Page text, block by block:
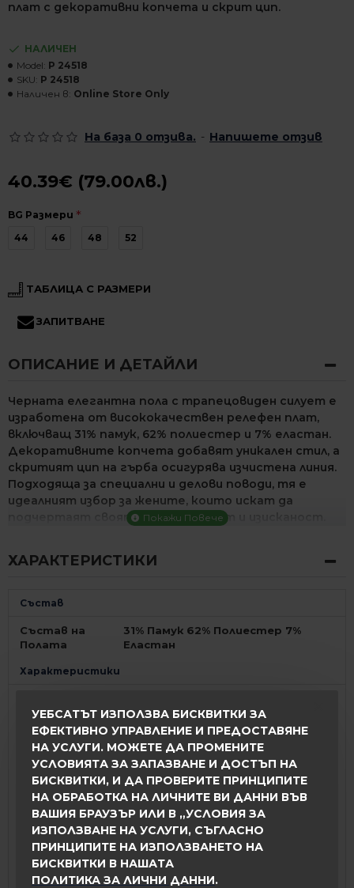
УЕБСАТЪТ ИЗПОЛЗВА БИСКВИТКИ ЗА
ЕФЕКТИВНО УПРАВЛЕНИЕ И ПРЕДОСТАВЯНЕ
НА УСЛУГИ. МОЖЕТЕ ДА ПРОМЕНИТЕ
УСЛОВИЯТА ЗА ЗАПАЗВАНЕ И ДОСТЪП НА
БИСКВИТКИ, И ДА ПРОВЕРИТЕ ПРИНЦИПИТЕ
НА ОБРАБОТКА НА ЛИЧНИТЕ ВИ ДАННИ ВЪВ
ВАШИЯ БРАУЗЪР ИЛИ В „УСЛОВИЯ ЗА
ИЗПОЛЗВАНЕ НА УСЛУГИ, СЪГЛАСНО
ПРИНЦИПИТЕ НА ИЗПОЛЗВАНЕТО НА
БИСКВИТКИ В НАШАТА
ПОЛИТИКА ЗА ЛИЧНИ ДАННИ.
плат с декоративни копчета и скрит цип.
НАЛИЧЕН
Model: P 24518
SKU: P 24518
Наличен в: Online Store Only
На база 0 отзива. - Напишете отзив
40.39€ (79.00лв.)
BG Размери
44
46 48 52
ТАБЛИЦА С РАЗМЕРИ
ЗАПИТВАНЕ
ОПИСАНИЕ И ДЕТАЙЛИ
Черната елегантна пола с трапецовиден силует е
изработена от висококачествен релефен плат,
включващ 31% памук, 62% полиестер и 7% еластан.
Декоративните копчета добавят уникален стил, а
скритият цип на гърба осигурява изчистена линия.
Подходяща за специални и делови поводи, тя е
идеалният избор за жените, които искат да
подчертаят своята женственост и изисканост.
ХАРАКТЕРИСТИКИ
Състав
Състав на
Полата
31% Памук 62% Полиестер 7%
Еластан
Характеристики
Пола
България
Доставка
С Куриерска Фирма Еконт или
Speedy, 24 часа от
потвърждението на поръчката
Замяна
Винаги можете да замените
продукта с друг размер или
модел по Ваш избор след
провеждане на разговор с наш